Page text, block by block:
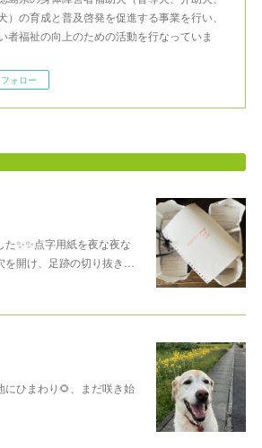
）の育成と普及啓発を促進する事業を行い、
者福祉の向上のための活動を行なっていま
フォロー
✨✨点字用紙を夜な夜な
開け、足跡の切り抜き…
にひまわり🌻、まだ咲き始